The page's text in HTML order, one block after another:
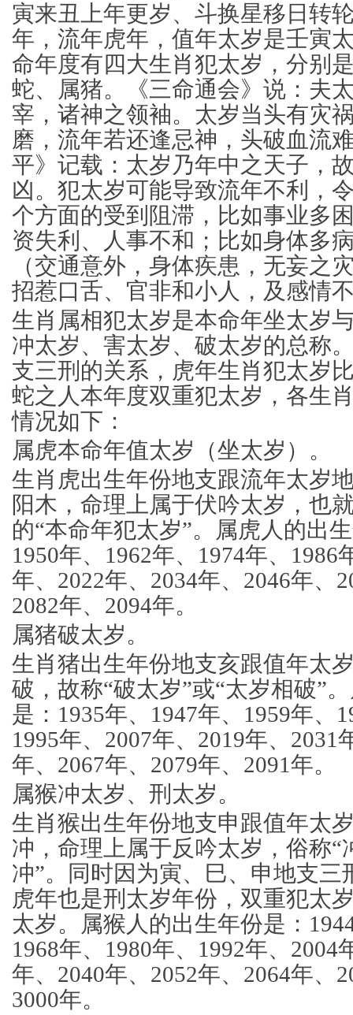
寅来丑上年更岁、斗换星移日转
年，流年虎年，值年太岁是壬寅
命年度有四大生肖犯太岁，分别
蛇、属猪。《三命通会》说：夫
宰，诸神之领袖。太岁当头有灾
磨，流年若还逢忌神，头破血流
平》记载：太岁乃年中之天子，
凶。犯太岁可能导致流年不利，
个方面的受到阻滞，比如事业多
资失利、人事不和；比如身体多
（交通意外，身体疾患，无妄之
招惹口舌、官非和小人，及感情
生肖属相犯太岁是本命年坐太岁
冲太岁、害太岁、破太岁的总称
支三刑的关系，虎年生肖犯太岁
蛇之人本年度双重犯太岁，各生
情况如下：
属虎本命年值太岁（坐太岁）。
生肖虎出生年份地支跟流年太岁
阳木，命理上属于伏吟太岁，也
的“本命年犯太岁”。属虎人的出
1950年、1962年、1974年、1986
年、2022年、2034年、2046年、
2082年、2094年。
属猪破太岁。
生肖猪出生年份地支亥跟值年太
破，故称“破太岁”或“太岁相破”
是：1935年、1947年、1959年、
1995年、2007年、2019年、2031
年、2067年、2079年、2091年。
属猴冲太岁、刑太岁。
生肖猴出生年份地支申跟值年太
冲，命理上属于反吟太岁，俗称“
冲”。同时因为寅、巳、申地支三
虎年也是刑太岁年份，双重犯太
太岁。属猴人的出生年份是：
1968年、1980年、1992年、2004
年、2040年、2052年、2064年、
3000年。